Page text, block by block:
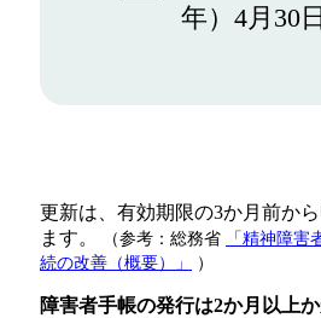
年）4月30日
更新は、有効期限の3か月前か
ます。
（参考：総務省
「精神障害
続の改善（概要）」
）
障害者手帳の発行は2か月以上